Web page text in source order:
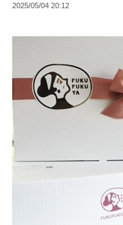
2025/05/04 20:12